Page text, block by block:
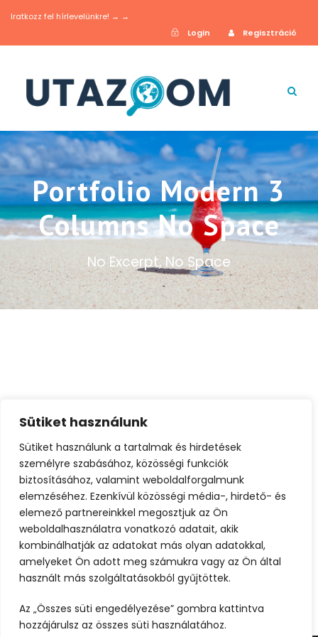
Sütiket használunk
Sütiket használunk a tartalmak és hirdetések
személyre szabásához, közösségi funkciók
biztosításához, valamint weboldalforgalmunk
elemzéséhez. Ezenkívül közösségi média-, hirdető- és
elemező partnereinkkel megosztjuk az Ön
weboldalhasználatra vonatkozó adatait, akik
kombinálhatják az adatokat más olyan adatokkal,
amelyeket Ön adott meg számukra vagy az Ön által
használt más szolgáltatásokból gyűjtöttek.
Az „Összes süti engedélyezése” gombra kattintva
hozzájárulsz az összes süti használatához.
Iratkozz fel hírlevelünkre! → →
Login
Regisztráció
Portfolio Modern 3
Columns No Space
No Excerpt, No Space
Ultricies Fusce Quam
Zermatt Switzerland
Tortor Vehicula Inceptos
Aenean Amet Inceptos
Great Paris
Inceptos Vestibulum Ipsum Elit